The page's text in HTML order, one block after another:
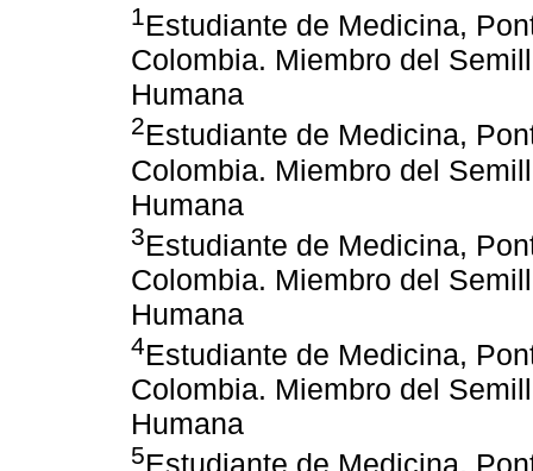
1Estudiante de Medicina,
Colombia. Miembro del
Humana
2Estudiante de Medicina,
Colombia. Miembro del
Humana
3Estudiante de Medicina,
Colombia. Miembro del
Humana
4Estudiante de Medicina,
Colombia. Miembro del
Humana
5